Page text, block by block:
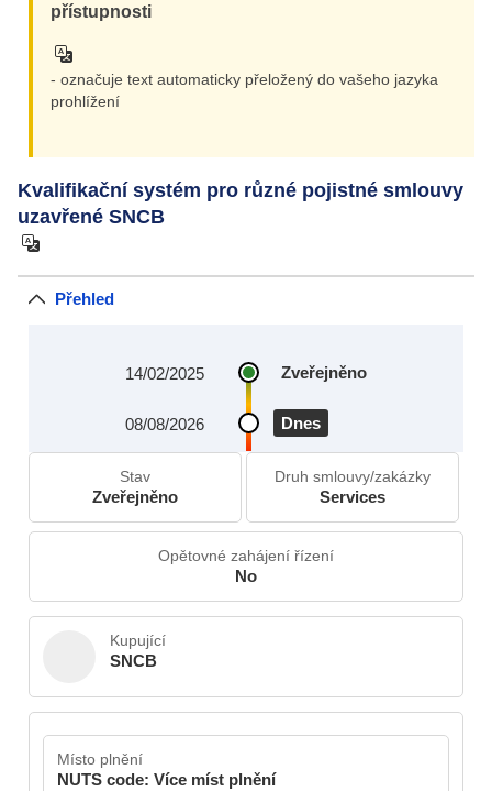
přístupnosti
- označuje text automaticky přeložený do vašeho jazyka
prohlížení
Kvalifikační systém pro různé pojistné smlouvy
uzavřené SNCB
Přehled
Zveřejněno
14/02/2025
Dnes
08/08/2026
Stav
Zveřejněno
Druh smlouvy/zakázky
Services
Opětovné zahájení řízení
No
Kupující
SNCB
Místo plnění
NUTS code: Více míst plnění